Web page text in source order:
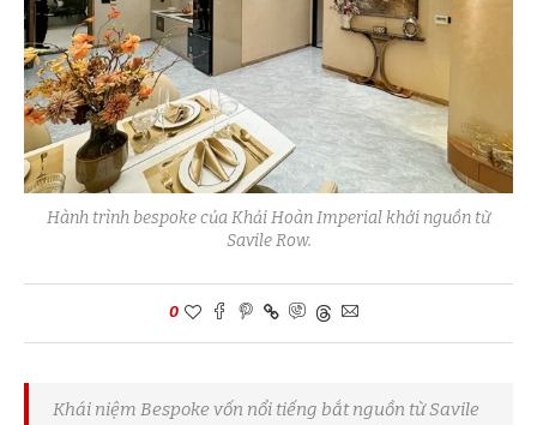
Hành trình bespoke của Khải Hoàn Imperial khởi nguồn từ
Savile Row.
0
Khái niệm Bespoke vốn nổi tiếng bắt nguồn từ Savile